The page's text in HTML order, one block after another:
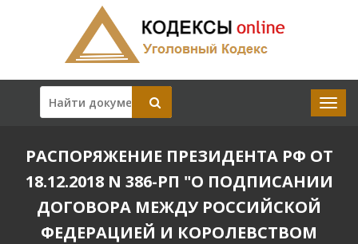
РАСПОРЯЖЕНИЕ ПРЕЗИДЕНТА РФ ОТ
18.12.2018 N 386-РП "О ПОДПИСАНИИ
ДОГОВОРА МЕЖДУ РОССИЙСКОЙ
ФЕДЕРАЦИЕЙ И КОРОЛЕВСТВОМ